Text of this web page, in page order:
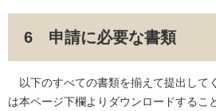
6 申請に必要な書類
以下のすべての書類を揃えて提出して
は本ページ下欄よりダウンロードするこ